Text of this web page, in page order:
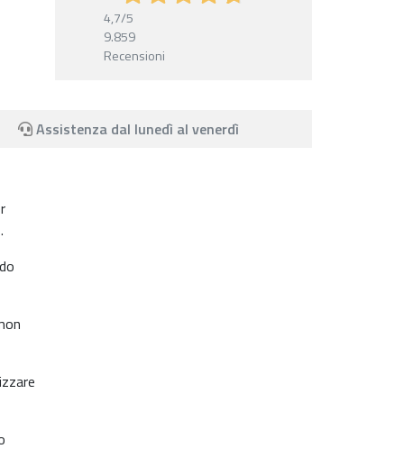
4,7/5
9.859
Recensioni
Assistenza dal lunedì al venerdì